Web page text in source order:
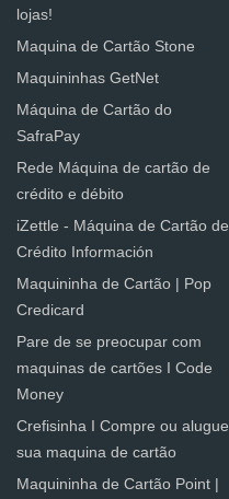
lojas!
Maquina de Cartão Stone
Maquininhas GetNet
Máquina de Cartão do
SafraPay
Rede Máquina de cartão de
crédito e débito
iZettle - Máquina de Cartão de
Crédito Información
Maquininha de Cartão | Pop
Credicard
Pare de se preocupar com
maquinas de cartões I Code
Money
Crefisinha I Compre ou alugue
sua maquina de cartão
Maquininha de Cartão Point |